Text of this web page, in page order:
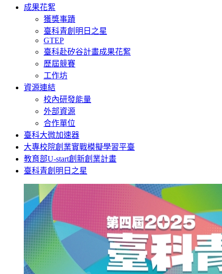
成果花絮
獲獎事蹟
臺科青創明日之星
GTEP
臺科赴矽谷計畫成果花絮
歷屆競賽
工作坊
資源連結
校內研發能量
外部資源
合作單位
臺科大微加速器
大專校院創業實戰模擬學習平臺
教育部U-start創新創業計畫
臺科青創明日之星